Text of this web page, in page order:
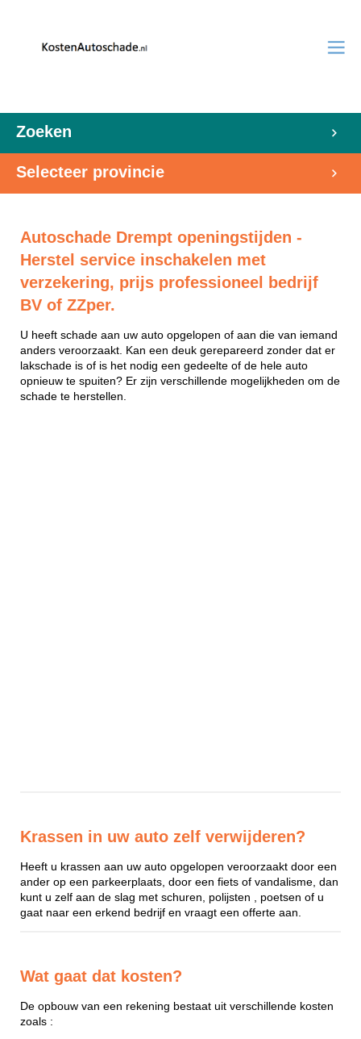
Zoeken
Selecteer provincie
Autoschade Drempt openingstijden -
Herstel service inschakelen met
verzekering, prijs professioneel bedrijf
BV of ZZper.
U heeft schade aan uw auto opgelopen of aan die van iemand
anders veroorzaakt. Kan een deuk gerepareerd zonder dat er
lakschade is of is het nodig een gedeelte of de hele auto
opnieuw te spuiten? Er zijn verschillende mogelijkheden om de
schade te herstellen.
Krassen in uw auto zelf verwijderen?
Heeft u krassen aan uw auto opgelopen veroorzaakt door een
ander op een parkeerplaats, door een fiets of vandalisme, dan
kunt u zelf aan de slag met schuren, polijsten , poetsen of u
gaat naar een erkend bedrijf en vraagt een offerte aan.
Wat gaat dat kosten?
De opbouw van een rekening bestaat uit verschillende kosten
zoals :